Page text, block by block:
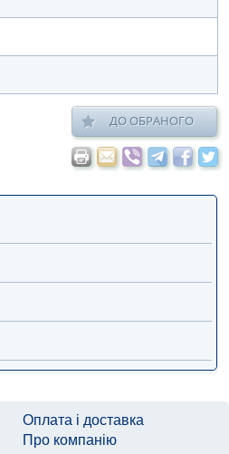
ДО ОБРАНОГО
Оплата і доставка
Про компанію